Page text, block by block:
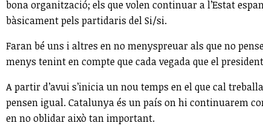
bona organització; els que volen continuar a l’Estat
bàsicament pels partidaris del Si/si.
Faran bé uns i altres en no menyspreuar als que no
menys tenint en compte que cada vegada que el
A partir d’avui s’inicia un nou temps en el que cal
pensen igual. Catalunya és un país on hi continuarem
en no oblidar això tan important.